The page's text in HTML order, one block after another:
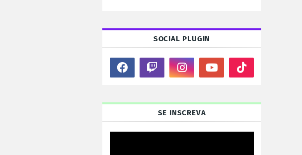
SOCIAL PLUGIN
SE INSCREVA